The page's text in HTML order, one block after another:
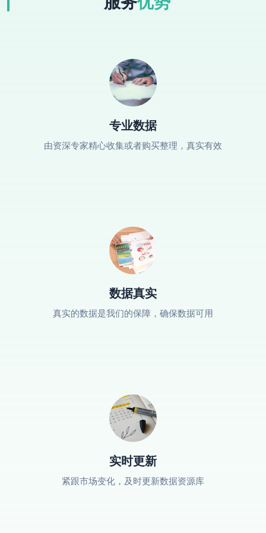
专业数据
由资深专家精心收集或者购买整理，真实有效
数据真实
真实的数据是我们的保障，确保数据可用
实时更新
紧跟市场变化，及时更新数据资源库